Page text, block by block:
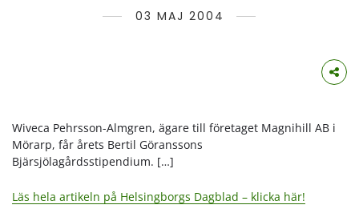
03 MAJ 2004
Wiveca Pehrsson-Almgren, ägare till företaget Magnihill AB i
Mörarp, får årets Bertil Göranssons
Bjärsjölagårdsstipendium. […]
Läs hela artikeln på Helsingborgs Dagblad – klicka här!